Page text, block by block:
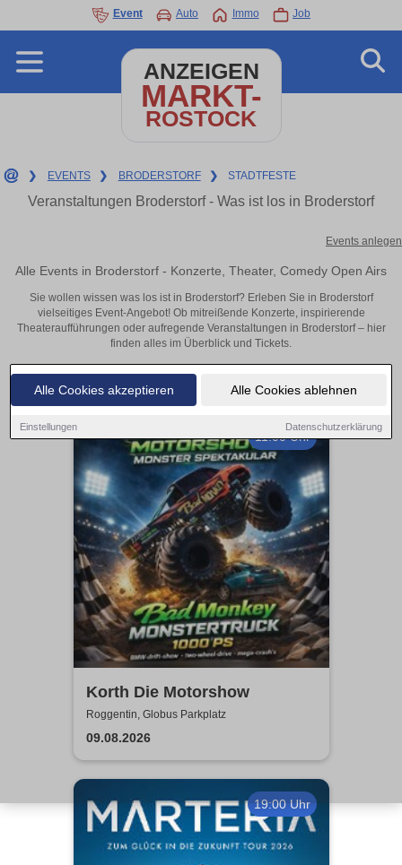
Alle Cookies akzeptieren Alle Cookies ablehnen
Einstellungen Datenschutzerklärung
Event Auto Immo Job
ANZEIGEN
MARKT-
ROSTOCK
❯ EVENTS ❯ BRODERSTORF ❯ STADTFESTE
Veranstaltungen Broderstorf - Was ist los in Broderstorf
Events anlegen
Alle Events in Broderstorf - Konzerte, Theater, Comedy Open Airs
Sie wollen wissen was los ist in Broderstorf? Erleben Sie in Broderstorf
vielseitiges Event-Angebot! Ob mitreißende Konzerte, inspirierende
Theateraufführungen oder aufregende Veranstaltungen in Broderstorf – hier
finden alles im Überblick und Tickets.
11:00 Uhr
Korth Die Motorshow
Roggentin, Globus Parkplatz
09.08.2026
19:00 Uhr